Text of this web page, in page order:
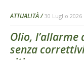
ATTUALITÀ 30 Luglio 2026
Olio,
senza